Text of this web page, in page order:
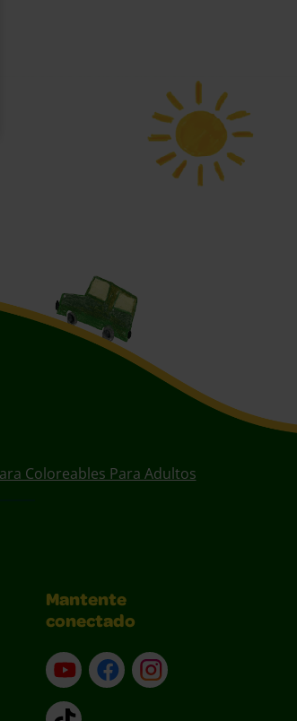
Coloreables Para Adultos
Mantente
conectado
YouTube (en inglés)
Facebook (en inglés)
Instagram (en
TikTok